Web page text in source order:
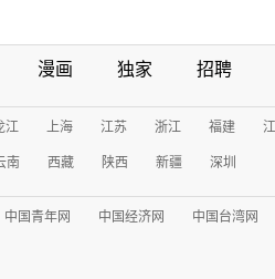
漫画 独家 招聘
江 上海 江苏 浙江 福建
南 西藏 陕西 新疆 深圳
中国青年网 中国经济网 中国台湾网